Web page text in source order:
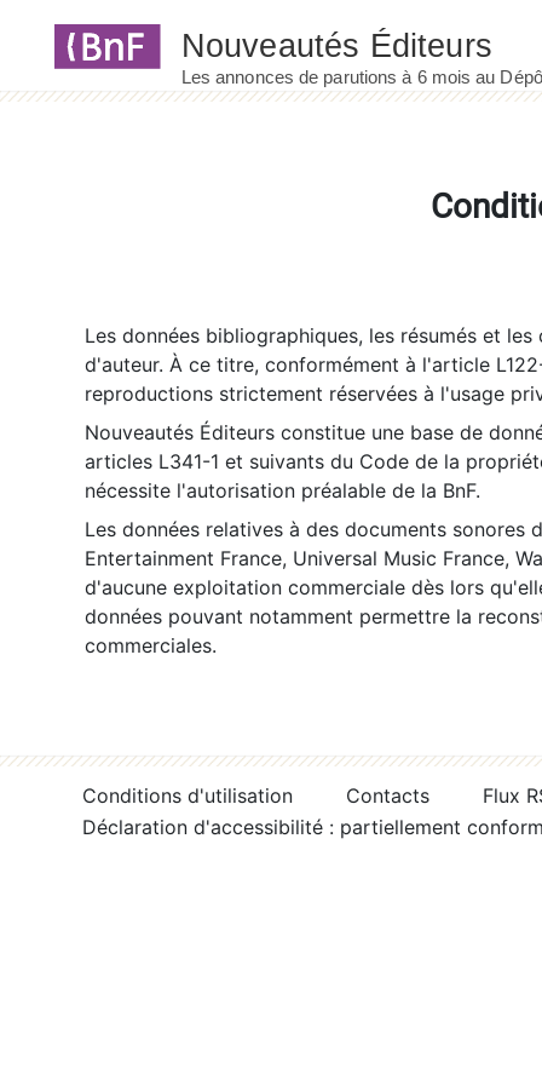
Les données bibliographiques, les résumés et
d'auteur. À ce titre, conformément à l'article
reproductions strictement réservées à l'usage
Nouveautés Éditeurs constitue une base de
articles L341-1 et suivants du Code de la
nécessite l'autorisation préalable de la BnF.
Les données relatives à des documents sonores
Entertainment France, Universal Music France,
d'aucune exploitation commerciale dès lors
données pouvant notamment permettre la
commerciales.
Conditions d'utilisation Contacts
Flux
Déclaration d'accessibilité : partiellement